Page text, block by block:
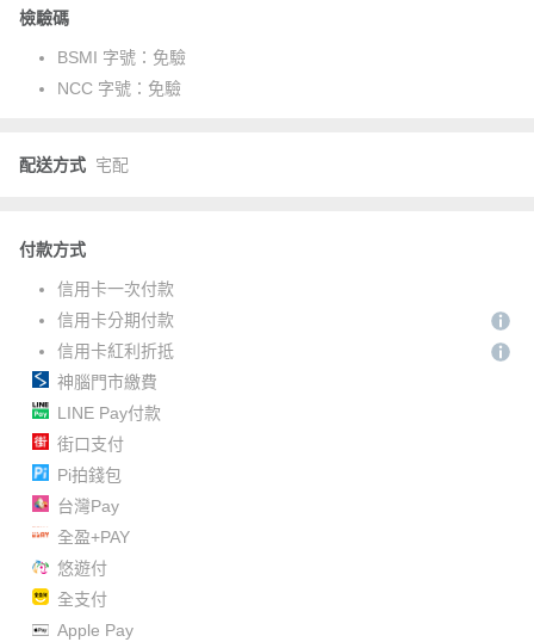
檢驗碼
BSMI 字號： 免驗
NCC 字號： 免驗
配送方式 宅配
付款方式
信用卡一次付款
信用卡分期付款
信用卡紅利折抵
神腦門市繳費
LINE Pay付款
街口支付
Pi拍錢包
台灣Pay
全盈+PAY
悠遊付
全支付
Apple Pay